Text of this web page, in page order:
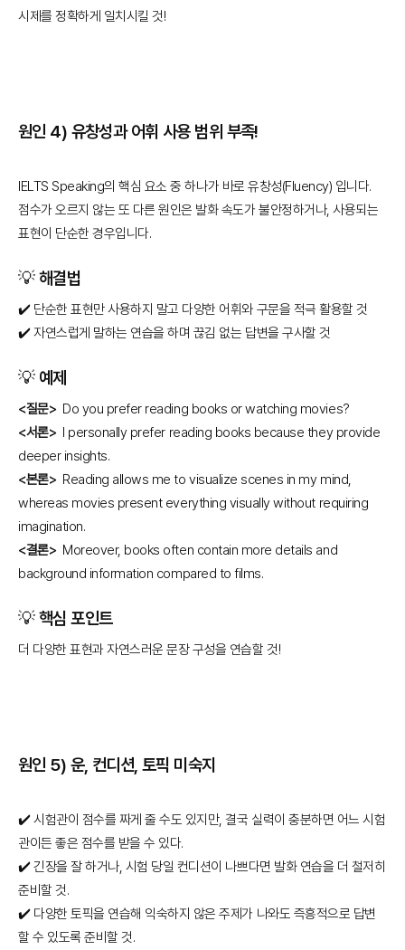
시제를 정확하게 일치시킬 것!
원인 4) 유창성과 어휘 사용 범위 부족!
IELTS Speaking의 핵심 요소 중 하나가 바로 유창성(Fluency) 입니다.
점수가 오르지 않는 또 다른 원인은 발화 속도가 불안정하거나, 사용되는
표현이 단순한 경우입니다.
💡 해결법
✔️ 단순한 표현만 사용하지 말고 다양한 어휘와 구문을 적극 활용할 것
✔️ 자연스럽게 말하는 연습을 하며 끊김 없는 답변을 구사할 것
💡 예제
<질문> Do you prefer reading books or watching movies?
<서론>I personally prefer reading books because they provide
deeper insights.
<본론>Reading allows me to visualize scenes in my mind,
whereas movies present everything visually without requiring
imagination.
<결론> Moreover, books often contain more details and
background information compared to films.
💡 핵심 포인트
더 다양한 표현과 자연스러운 문장 구성을 연습할 것!
원인 5) 운, 컨디션, 토픽 미숙지
✔️ 시험관이 점수를 짜게 줄 수도 있지만, 결국 실력이 충분하면 어느 시험
관이든 좋은 점수를 받을 수 있다.
✔️ 긴장을 잘 하거나, 시험 당일 컨디션이 나쁘다면 발화 연습을 더 철저히
준비할 것.
✔️ 다양한 토픽을 연습해 익숙하지 않은 주제가 나와도 즉흥적으로 답변
할 수 있도록 준비할 것.